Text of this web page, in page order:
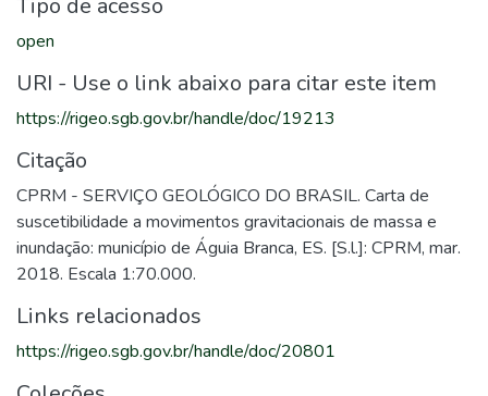
Tipo de acesso
open
URI - Use o link abaixo para citar este item
https://rigeo.sgb.gov.br/handle/doc/19213
Citação
CPRM - SERVIÇO GEOLÓGICO DO BRASIL. Carta de
suscetibilidade a movimentos gravitacionais de massa e
inundação: município de Águia Branca, ES. [S.l.]: CPRM, mar.
2018. Escala 1:70.000.
Links relacionados
https://rigeo.sgb.gov.br/handle/doc/20801